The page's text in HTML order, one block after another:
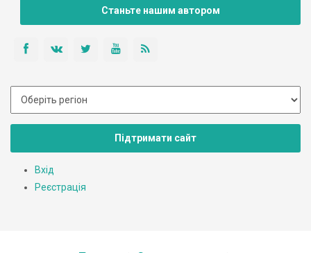
Станьте нашим автором
Підтримати сайт
Вхід
Реєстрація